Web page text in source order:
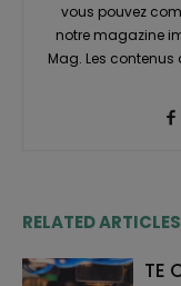
vous pouvez
notre magazine
Mag. Les contenus
RELATED ARTICLES
TE